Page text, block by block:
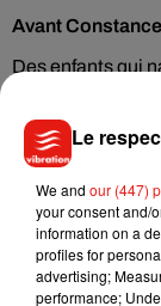
Avant
Des enfants qui
n’est pas si rare
la petite Lola est
de la
Anaïs est aussi
accouché sur
Brussole. Deux
Cérone a donné
pompiers et du
Le
We and our (447)
your consent and/
information on a
profiles for
advertising;
performance;